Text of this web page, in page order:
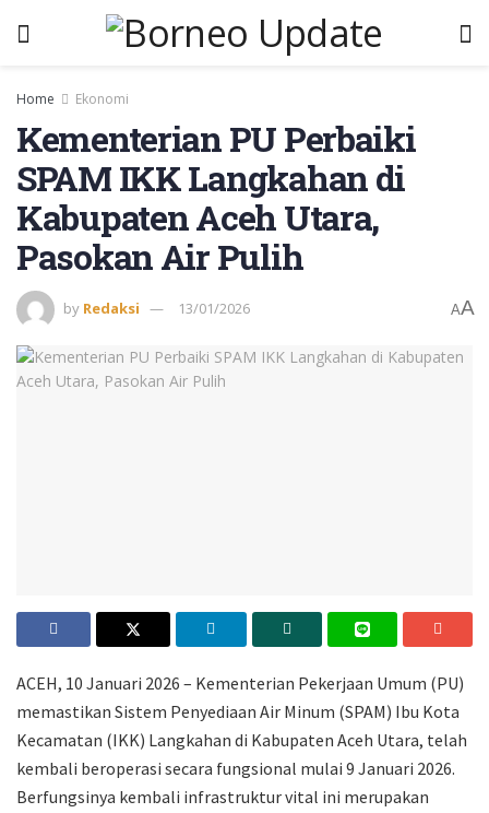
Home Ekonomi
Kementerian PU Perbaiki
SPAM IKK Langkahan di
Kabupaten Aceh Utara,
Pasokan Air Pulih
by Redaksi 13/01/2026 AA
ACEH, 10 Januari 2026 – Kementerian Pekerjaan Umum (PU)
memastikan Sistem Penyediaan Air Minum (SPAM) Ibu Kota
Kecamatan (IKK) Langkahan di Kabupaten Aceh Utara, telah
kembali beroperasi secara fungsional mulai 9 Januari 2026.
Berfungsinya kembali infrastruktur vital ini merupakan